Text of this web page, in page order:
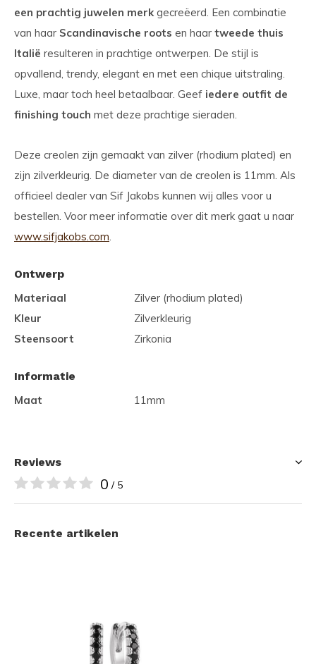
een prachtig juwelen merkgecreëerd. Een combinatie
van haar Scandinavische roots en haar tweede thuis
Italië resulteren in prachtige ontwerpen. De stijl is
opvallend, trendy, elegant en met een chique uitstraling.
Luxe, maar toch heel betaalbaar. Geef iedere outfit de
finishing touch met deze prachtige sieraden.
Deze creolen zijn gemaakt van zilver (rhodium plated) en
zijn zilverkleurig. De diameter van de creolen is 11mm. Als
officieel dealer van Sif Jakobs kunnen wij alles voor u
bestellen. Voor meer informatie over dit merk gaat u naar
www.sifjakobs.com.
Ontwerp
Materiaal
Zilver (rhodium plated)
Kleur
Zilverkleurig
Steensoort
Zirkonia
Informatie
Maat
11mm
Reviews
0 / 5
Recente artikelen